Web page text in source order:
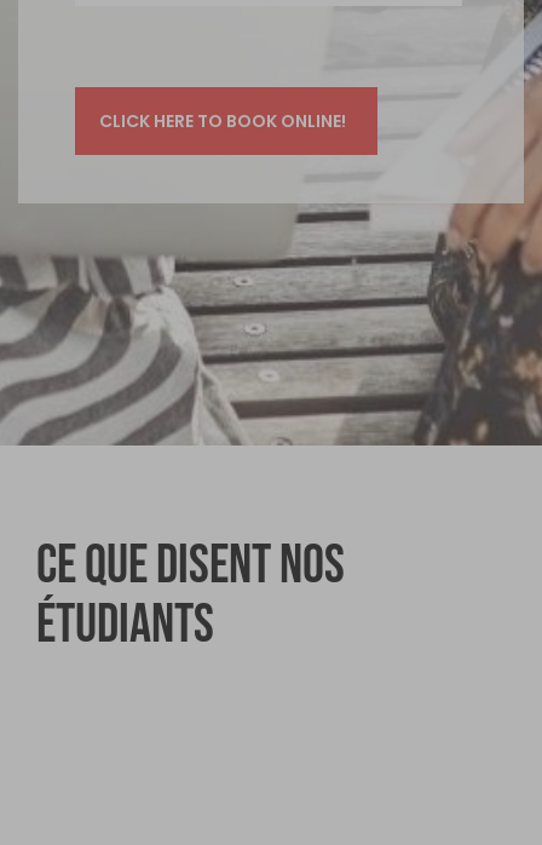
Ce que disent nos
étudiants